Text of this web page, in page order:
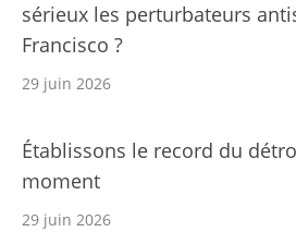
sérieux les perturbateurs
Francisco ?
29 juin 2026
Établissons le record du
moment
29 juin 2026